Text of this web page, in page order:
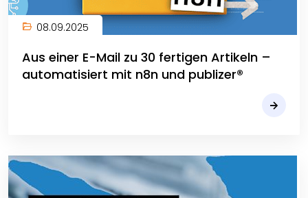
08.09.2025
Aus einer E-Mail zu 30 fertigen Artikeln –
automatisiert mit n8n und publizer®